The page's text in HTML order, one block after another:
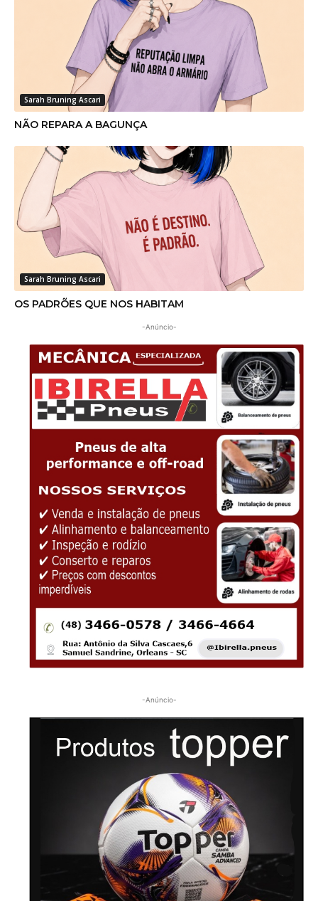
Sarah Bruning Ascari
NÃO REPARA A BAGUNÇA
Sarah Bruning Ascari
OS PADRÕES QUE NOS HABITAM
-Anúncio-